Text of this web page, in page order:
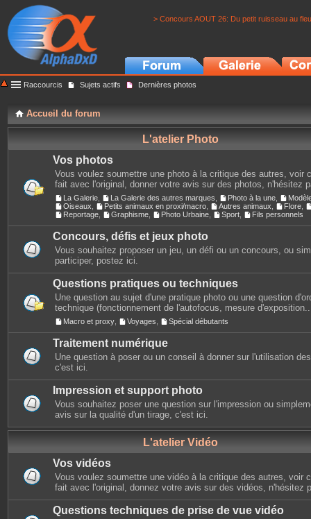
> Concours AOUT 26: Du petit ruisseau au
Raccourcis Sujets actifs Dernières photos
Accueil du forum
L'atelier Photo
Vos photos
Vous voulez soumettre une photo à la critique des autres, voir
fait avec l'original, donner votre avis sur des photos, n'hésitez
La Galerie La Galerie des autres marques Photo à la une
Oiseaux
Petits animaux en proxi/macro Autres animaux Flore
Reportage
Graphisme Photo Urbaine Sport Fils personnels
Concours, défis et jeux photo
Vous souhaitez proposer un jeu, un défi ou un concours, ou
participer, postez ici.
Questions pratiques ou techniques
Une question au sujet d'une pratique photo ou une question
technique (fonctionnement de l'autofocus, mesure
Macro et proxy Voyages Spécial débutants
Traitement numérique
Une question à poser ou un conseil à donner sur l'utilisation
c'est ici.
Impression et support photo
Vous souhaitez poser une question sur l'impression ou
avis sur la qualité d'un tirage, c'est ici.
L'atelier Vidéo
Vos vidéos
Vous voulez soumettre une vidéo à la critique des autres, voir
fait avec l'original, donnez votre avis sur des vidéos, n'hésitez
Questions techniques de prise de vue vidéo